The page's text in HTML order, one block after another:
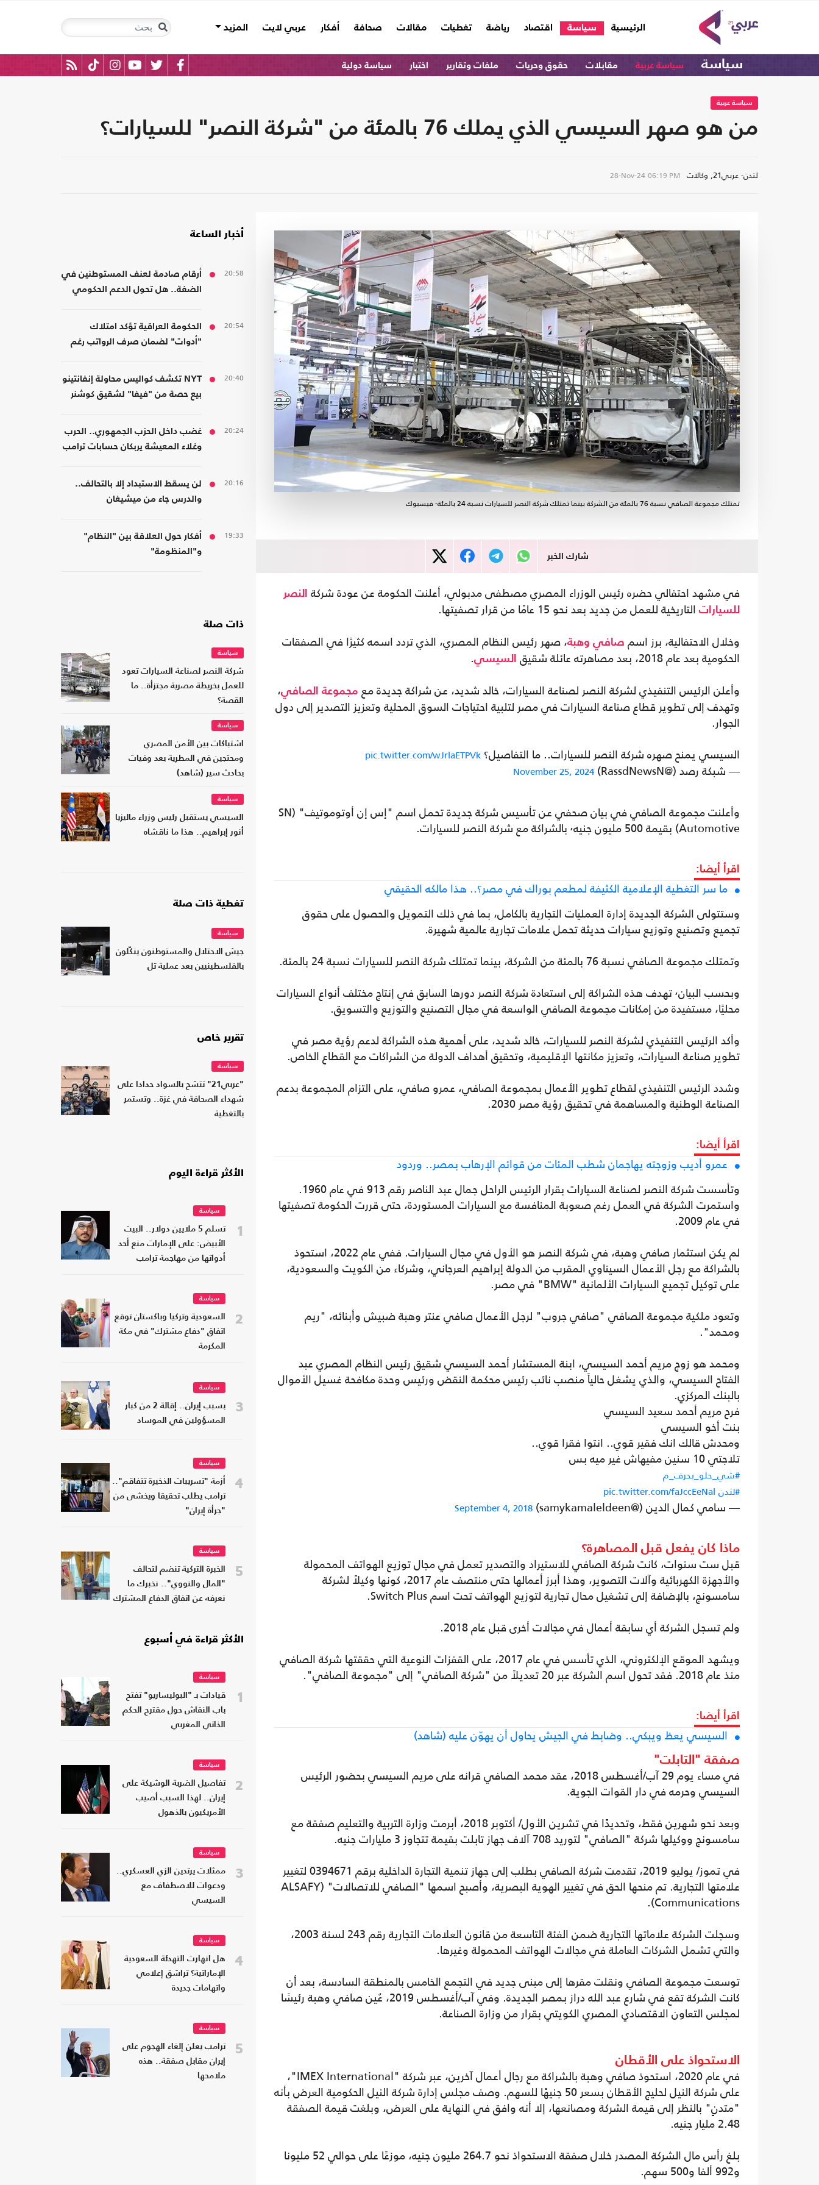
الرئيسية
(current) سياسة اقتصاد رياضة تغطيات مقالات صحافة أفكار عربي لايت المزيد
سياسة سياسة عربية مقابلات حقوق وحريات ملفات وتقارير اختبار سياسة دولية
سياسة عربية
من هو صهر السيسي الذي يملك 76 بالمئة من "شركة النصر" للسيارات؟
لندن- عربي21, وكالات 28-Nov-24 06:19 PM
تمتلك مجموعة الصافي نسبة 76 بالمئة من الشركة بينما تمتلك شركة النصر للسيارات نسبة 24 بالمئة- فيسبوك
شارك الخبر
في مشهد احتفالي حضره رئيس الوزراء المصري مصطفى مدبولي، أعلنت الحكومة عن عودة شركة
النصر
للسيارات التاريخية للعمل من جديد بعد نحو 15 عامًا من قرار تصفيتها.
وخلال الاحتفالية، برز اسم صافي وهبة، صهر رئيس النظام المصري، الذي تردد اسمه كثيرًا في الصفقات
الحكومية بعد عام 2018، بعد مصاهرته عائلة شقيق
السيسي.
وأعلن الرئيس التنفيذي لشركة النصر لصناعة السيارات، خالد شديد، عن شراكة جديدة مع مجموعة الصافي،
وتهدف إلى تطوير قطاع صناعة السيارات في مصر لتلبية احتياجات السوق المحلية وتعزيز التصدير إلى دول
الجوار.
السيسي يمنح صهره شركة النصر للسيارات.. ما التفاصيل؟ pic.twitter.com/wJrlaETPVk
— شبكة رصد (@RassdNewsN) November 25, 2024
وأعلنت مجموعة الصافي في بيان صحفي عن تأسيس شركة جديدة تحمل اسم "إس إن أوتوموتيف" (SN
Automotive) بقيمة 500 مليون جنيه٬ بالشراكة مع شركة النصر للسيارات.
اقرأ أيضا:
ما سر التغطية الإعلامية الكثيفة لمطعم بوراك في مصر؟.. هذا مالكه الحقيقي
وستتولى الشركة الجديدة إدارة العمليات التجارية بالكامل، بما في ذلك التمويل والحصول على حقوق
تجميع وتصنيع وتوزيع سيارات حديثة تحمل علامات تجارية عالمية شهيرة.
وتمتلك مجموعة الصافي نسبة 76 بالمئة من الشركة، بينما تمتلك شركة النصر للسيارات نسبة 24 بالمئة.
وبحسب البيان٬ تهدف هذه الشراكة إلى استعادة شركة النصر دورها السابق في إنتاج مختلف أنواع السيارات
محليًا، مستفيدة من إمكانات مجموعة الصافي الواسعة في مجال التصنيع والتوزيع والتسويق.
وأكد الرئيس التنفيذي لشركة النصر للسيارات، خالد شديد، على أهمية هذه الشراكة لدعم رؤية مصر في
تطوير صناعة السيارات، وتعزيز مكانتها الإقليمية، وتحقيق أهداف الدولة من الشراكات مع القطاع الخاص.
وشدد الرئيس التنفيذي لقطاع تطوير الأعمال بمجموعة الصافي، عمرو صافي، على التزام المجموعة بدعم
الصناعة الوطنية والمساهمة في تحقيق رؤية مصر 2030.
اقرأ أيضا:
عمرو أديب وزوجته يهاجمان شطب المئات من قوائم الإرهاب بمصر.. وردود
وتأسست شركة النصر لصناعة السيارات بقرار الرئيس الراحل جمال عبد الناصر رقم 913 في عام 1960.
واستمرت الشركة في العمل رغم صعوبة المنافسة مع السيارات المستوردة، حتى قررت الحكومة تصفيتها
في عام 2009.
لم يكن استثمار صافي وهبة، في شركة النصر هو الأول في مجال السيارات. ففي عام 2022، استحوذ
بالشراكة مع رجل الأعمال السيناوي المقرب من الدولة إبراهيم العرجاني، وشركاء من الكويت والسعودية،
على توكيل تجميع السيارات الألمانية "BMW" في مصر.
وتعود ملكية مجموعة الصافي "صافي جروب" لرجل الأعمال صافي عنتر وهبة ضبيش وأبنائه، "ريم
ومحمد".
ومحمد هو زوج مريم أحمد السيسي، ابنة المستشار أحمد السيسي شقيق رئيس النظام المصري عبد
الفتاح السيسي، والذي يشغل حالياً منصب نائب رئيس محكمة النقض ورئيس وحدة مكافحة غسيل الأموال
بالبنك المركزي.
فرح مريم أحمد سعيد السيسي
بنت أخو السيسي
ومحدش قالك انك فقير قوي.. انتوا فقرا قوي..
تلاجتي 10 سنين مفيهاش غير ميه بس
#شي_حلو_بحرف_م
#لندن pic.twitter.com/faJccEeNal
— سامي كمال الدين (@samykamaleldeen) September 4, 2018
ماذا كان يفعل قبل المصاهرة؟
قبل ست سنوات، كانت شركة الصافي للاستيراد والتصدير تعمل في مجال توزيع الهواتف المحمولة
والأجهزة الكهربائية وآلات التصوير، وهذا أبرز أعمالها حتى منتصف عام 2017، كونها وكيلاً لشركة
سامسونج، بالإضافة إلى تشغيل محال تجارية لتوزيع الهواتف تحت اسم Switch Plus.
ولم تسجل الشركة أي سابقة أعمال في مجالات أخرى قبل عام 2018.
ويشهد الموقع الإلكتروني، الذي تأسس في عام 2017، على القفزات النوعية التي حققتها شركة الصافي
منذ عام 2018. فقد تحول اسم الشركة عبر 20 تعديلاً من "شركة الصافي" إلى "مجموعة الصافي".
اقرأ أيضا:
السيسي يعظ ويبكي.. وضابط في الجيش يحاول أن يهوّن عليه (شاهد)
صفقة "التابلت"
في مساء يوم 29 آب/أغسطس 2018، عقد محمد الصافي قرانه على مريم السيسي بحضور الرئيس
السيسي وحرمه في دار القوات الجوية.
وبعد نحو شهرين فقط، وتحديدًا في تشرين الأول/ أكتوبر 2018، أبرمت وزارة التربية والتعليم صفقة مع
سامسونج ووكيلها شركة "الصافي" لتوريد 708 آلاف جهاز تابلت بقيمة تتجاوز 3 مليارات جنيه.
في تموز/ يوليو 2019، تقدمت شركة الصافي بطلب إلى جهاز تنمية التجارة الداخلية برقم 0394671 لتغيير
علامتها التجارية. تم منحها الحق في تغيير الهوية البصرية، وأصبح اسمها "الصافي للاتصالات" (ALSAFY
Communications).
وسجلت الشركة علاماتها التجارية ضمن الفئة التاسعة من قانون العلامات التجارية رقم 243 لسنة 2003،
والتي تشمل الشركات العاملة في مجالات الهواتف المحمولة وغيرها.
توسعت مجموعة الصافي ونقلت مقرها إلى مبنى جديد في التجمع الخامس بالمنطقة السادسة، بعد أن
كانت الشركة تقع في شارع عبد الله دراز بمصر الجديدة. وفي آب/أغسطس 2019، عُين صافي وهبة رئيسًا
لمجلس التعاون الاقتصادي المصري الكويتي بقرار من وزارة الصناعة.
الاستحواذ على الأقطان
في عام 2020، استحوذ صافي وهبة بالشراكة مع رجال أعمال آخرين، عبر شركة "IMEX International"،
على شركة النيل لحليج الأقطان بسعر 50 جنيهًا للسهم. وصف مجلس إدارة شركة النيل الحكومية العرض بأنه
"متدنٍ" بالنظر إلى قيمة الشركة ومصانعها، إلا أنه وافق في النهاية على العرض، وبلغت قيمة الصفقة
2.48 مليار جنيه.
بلغ رأس مال الشركة المصدر خلال صفقة الاستحواذ نحو 264.7 مليون جنيه، موزعًا على حوالي 52 مليونا
و992 ألفا و500 سهم.
أخبار الساعة
20:58
أرقام صادمة لعنف المستوطنين في
الضفة.. هل تحول الدعم الحكومي
20:54
الحكومة العراقية تؤكد امتلاك
"أدوات" لضمان صرف الرواتب رغم
20:40
NYT تكشف كواليس محاولة إنفانتينو
بيع حصة من "فيفا" لشقيق كوشنر
20:24
غضب داخل الحزب الجمهوري.. الحرب
وغلاء المعيشة يربكان حسابات ترامب
20:16
لن يسقط الاستبداد إلا بالتحالف..
والدرس جاء من ميشيغان
19:33
أفكار حول العلاقة بين "النظام"
و"المنظومة"
ذات صلة
سياسة
شركة النصر لصناعة السيارات تعود
للعمل بخريطة مصرية مجتزأة.. ما
القصة؟
سياسة
اشتباكات بين الأمن المصري
ومحتجين في المطرية بعد وفيات
بحادث سير (شاهد)
سياسة
السيسي يستقبل رئيس وزراء ماليزيا
أنور إبراهيم.. هذا ما ناقشاه
تغطية ذات صلة
سياسة
جيش الاحتلال والمستوطنون ينكّلون
بالفلسطينيين بعد عملية تل
تقرير خاص
سياسة
"عربي21" تتشح بالسواد حدادا على
شهداء الصحافة في غزة.. وتستمر
بالتغطية
الأكثر قراءة اليوم
1
سياسة
تسلم 5 ملايين دولار.. البيت
الأبيض: على الإمارات منع أحد
أدواتها من مهاجمة ترامب
2
سياسة
السعودية وتركيا وباكستان توقع
اتفاق "دفاع مشترك" في مكة
المكرمة
3
سياسة
بسبب إيران.. إقالة 2 من كبار
المسؤولين في الموساد
4
سياسة
أزمة "تسريبات الذخيرة تتفاقم"..
ترامب يطلب تحقيقا ويخشى من
"جرأة إيران"
5
سياسة
الخبرة التركية تنضم لتحالف
"المال والنووي".. نخبرك ما
نعرفه عن اتفاق الدفاع المشترك
الأكثر قراءة في أسبوع
1
سياسة
قيادات بـ "البوليساريو" تفتح
باب النقاش حول مقترح الحكم
الذاتي المغربي
2
سياسة
تفاصيل الضربة الوشيكة على
إيران.. لهذا السبب أصيب
الأمريكيون بالذهول
3
سياسة
ممثلات يرتدين الزي العسكري..
ودعوات للاصطفاف مع
السيسي
4
سياسة
هل انهارت التهدئة السعودية
الإماراتية؟ تراشق إعلامي
واتهامات جديدة
5
سياسة
ترامب يعلن إلغاء الهجوم على
إيران مقابل صفقة.. هذه
ملامحها